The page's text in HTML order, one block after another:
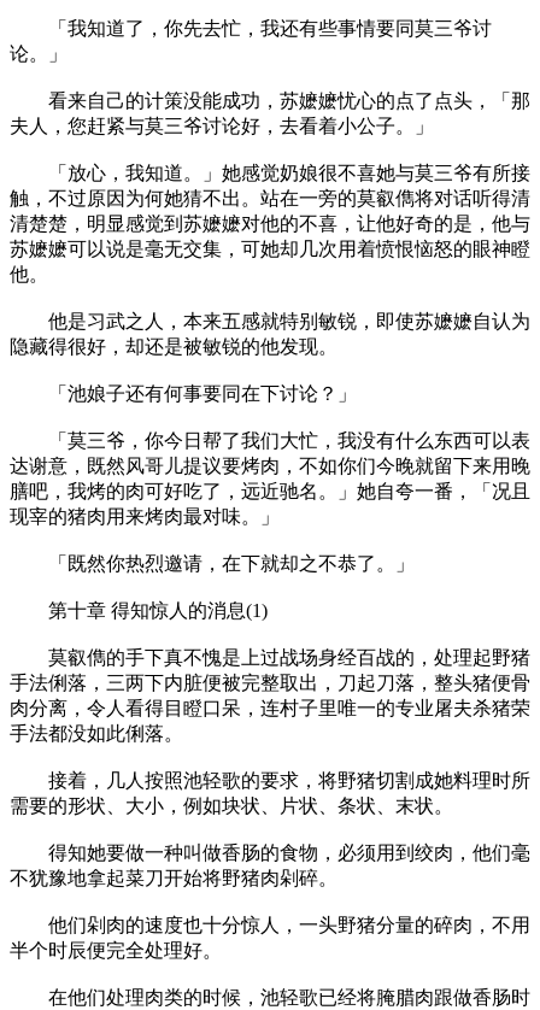
「我知道了，你先去忙，我还有些事情要同莫三爷讨
论。」
看来自己的计策没能成功，苏嬷嬷忧心的点了点头，「那
夫人，您赶紧与莫三爷讨论好，去看着小公子。」
「放心，我知道。」她感觉奶娘很不喜她与莫三爷有所接
触，不过原因为何她猜不出。站在一旁的莫叡儁将对话听得清
清楚楚，明显感觉到苏嬷嬷对他的不喜，让他好奇的是，他与
苏嬷嬷可以说是毫无交集，可她却几次用着愤恨恼怒的眼神瞪
他。
他是习武之人，本来五感就特别敏锐，即使苏嬷嬷自认为
隐藏得很好，却还是被敏锐的他发现。
「池娘子还有何事要同在下讨论？」
「莫三爷，你今日帮了我们大忙，我没有什么东西可以表
达谢意，既然风哥儿提议要烤肉，不如你们今晚就留下来用晚
膳吧，我烤的肉可好吃了，远近驰名。」她自夸一番，「况且
现宰的猪肉用来烤肉最对味。」
「既然你热烈邀请，在下就却之不恭了。」
第十章 得知惊人的消息(1)
莫叡儁的手下真不愧是上过战场身经百战的，处理起野猪
手法俐落，三两下内脏便被完整取出，刀起刀落，整头猪便骨
肉分离，令人看得目瞪口呆，连村子里唯一的专业屠夫杀猪荣
手法都没如此俐落。
接着，几人按照池轻歌的要求，将野猪切割成她料理时所
需要的形状、大小，例如块状、片状、条状、末状。
得知她要做一种叫做香肠的食物，必须用到绞肉，他们毫
不犹豫地拿起菜刀开始将野猪肉剁碎。
他们剁肉的速度也十分惊人，一头野猪分量的碎肉，不用
半个时辰便完全处理好。
在他们处理肉类的时候，池轻歌已经将腌腊肉跟做香肠时